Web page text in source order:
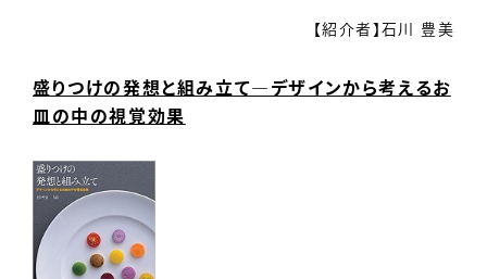
【紹介者】石川 豊美
盛りつけの発想と組み立て―デザインから考えるお
皿の中の視覚効果